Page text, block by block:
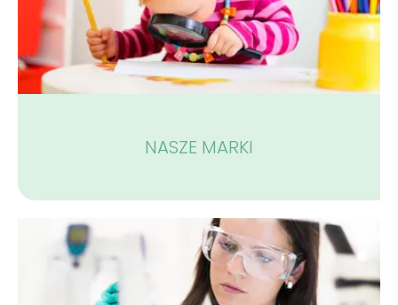
NASZE MARKI